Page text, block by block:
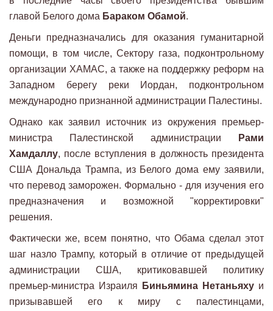
главой Белого дома Бараком Обамой.
Деньги предназначались для оказания гуманитарной
помощи, в том числе, Сектору газа, подконтрольному
организации ХАМАС, а также на поддержку реформ на
Западном берегу реки Иордан, подконтрольном
международно признанной администрации Палестины.
Однако как заявил источник из окружения премьер-
министра Палестинской администрации
Рами
Хамдаллу, после вступления в должность президента
США Дональда Трампа, из Белого дома ему заявили,
что перевод заморожен. Формально - для изучения его
предназначения и возможной "корректировки"
решения.
Фактически же, всем понятно, что Обама сделал этот
шаг назло Трампу, который в отличие от предыдущей
администрации США, критиковавшей политику
премьер-министра Израиля
Биньямина Нетаньяху и
призывавшей его к миру с палестинцами,